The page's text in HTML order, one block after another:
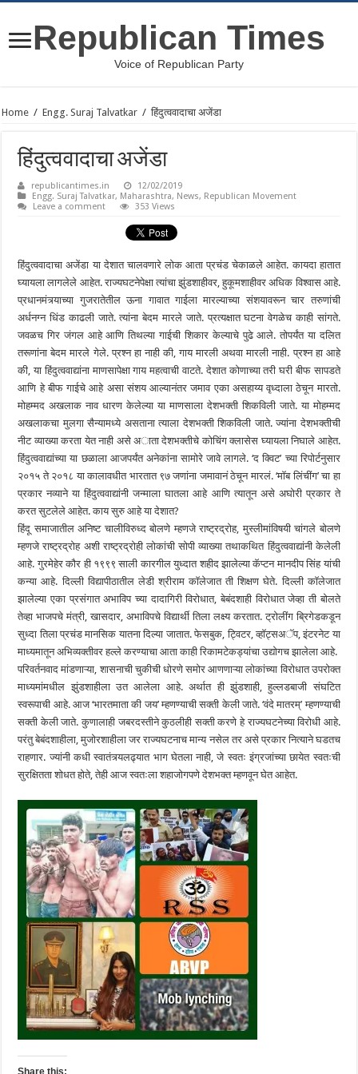
Republican Times
Voice of Republican Party
Home / Engg. Suraj Talvatkar / हिंदुत्ववादाचा अजेंडा
हिंदुत्ववादाचा अजेंडा
republicantimes.in
12/02/2019
Engg. Suraj Talvatkar, Maharashtra, News, Republican Movement
Leave a comment
353 Views
हिंदुत्ववादाचा अजेंडा या देशात चालवणारे लोक आता प्रचंड चेकाळले आहेत. कायदा हातात
घ्यायला लागलेले आहेत. राज्यघटनेपेक्षा त्यांचा झुंडशाहीवर, हुकूमशाहीवर अधिक विश्वास आहे.
प्रधानमंत्र्याच्या गुजरातेतील ऊना गावात गाईला मारल्याच्या संशयावरून चार तरुणांची
अर्धनग्न धिंड काढली जाते. त्यांना बेदम मारले जाते. प्रत्यक्षात घटना वेगळेच काही सांगते.
जवळच गिर जंगल आहे आणि तिथल्या गाईची शिकार केल्याचे पुढे आले. तोपर्यंत या दलित
तरूणांना बेदम मारले गेले. प्रश्न हा नाही की, गाय मारली अथवा मारली नाही. प्रश्न हा आहे
की, या हिंदुत्ववाद्यांना माणसापेक्षा गाय महत्वाची वाटते. देशात कोणाच्या तरी घरी बीफ सापडते
आणि हे बीफ गाईचे आहे असा संशय आल्यानंतर जमाव एका असहाय्य वृध्दाला ठेचून मारतो.
मोहम्मद अखलाक नाव धारण केलेल्या या माणसाला देशभक्ती शिकविली जाते. या मोहम्मद
अखलाकचा मुलगा सैन्यामध्ये असताना त्याला देशभक्ती शिकविली जाते. ज्यांना देशभक्तीची
नीट व्याख्या करता येत नाही असे अाता देशभक्तीचे कोचिंग क्लासेस घ्यायला निघाले आहेत.
हिंदुत्ववाद्यांच्या या छळाला आजपर्यंत अनेकांना सामोरे जावे लागले. ‘द क्विट’ च्या रिपोर्टनुसार
२०१५ ते २०१८ या कालावधीत भारतात ९७ जणांना जमावानं ठेचून मारलं. ‘माॅब लिंचींग’ चा हा
प्रकार नव्याने या हिंदुत्ववाद्यांनी जन्माला घातला आहे आणि त्यातून असे अघोरी प्रकार ते
करत सुटलेले आहेत. काय सुरु आहे या देशात?
हिंदू समाजातील अनिष्ट चालीविरुध्द बोलणे म्हणजे राष्ट्रद्रोह, मुस्लीमांविषयी चांगले बोलणे
म्हणजे राष्ट्रद्रोह अशी राष्ट्रद्रोही लोकांची सोपी व्याख्या तथाकथित हिंदुत्ववाद्यांनी केलेली
आहे. गुरमेहेर कौर ही १९९९ साली कारगील युध्दात शहीद झालेल्या कॅप्टन मानदीप सिंह यांची
कन्या आहे. दिल्ली विद्यापीठातील लेडी श्रीराम काॅलेजात ती शिक्षण घेते. दिल्ली काॅलेजात
झालेल्या एका प्रसंगात अभाविप च्या दादागिरी विरोधात, बेबंदशाही विरोधात जेव्हा ती बोलते
तेव्हा भाजपचे मंत्री, खासदार, अभाविपचे विद्यार्थी तिला लक्ष्य करतात. ट्रोलींग ब्रिगेडकडून
सुध्दा तिला प्रचंड मानसिक यातना दिल्या जातात. फेसबुक, ट्विटर, व्हाॅट्सअॅप, इंटरनेट या
माध्यमातून अभिव्यक्तीवर हल्ले करण्याचा आता काही रिकामटेकड्यांचा उद्योगच झालेला आहे.
परिवर्तनवाद मांडणाऱ्या, शासनाची चुकीची धोरणे समोर आणणाऱ्या लोकांच्या विरोधात उपरोक्त
माध्यमांमधील झुंडशाहीला उत आलेला आहे. अर्थात ही झुंडशाही, हुल्लडबाजी संघटित
स्वरूपाची आहे. आज ‘भारतमाता की जय’ म्हणण्याची सक्ती केली जाते. ‘वंदे मातरम्’ म्हणण्याची
सक्ती केली जाते. कुणालाही जबरदस्तीने कुठलीही सक्ती करणे हे राज्यघटनेच्या विरोधी आहे.
परंतु बेबंदशाहीला, मुजोरशाहीला जर राज्यघटनाच मान्य नसेल तर असे प्रकार नित्याने घडतच
राहणार. ज्यांनी कधी स्वातंत्र्यलढ्यात भाग घेतला नाही, जे स्वतः इंग्रजांच्या छायेत स्वतःची
सुरक्षितता शोधत होते, तेही आज स्वतःला शहाजोगपणे देशभक्त म्हणवून घेत आहेत.
Share this: